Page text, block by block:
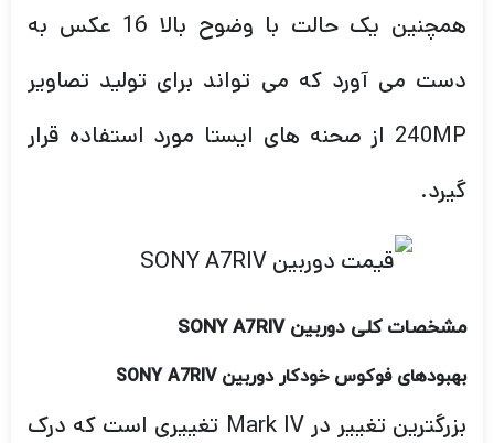
همچنین یک حالت با وضوح بالا 16 عکس به
دست می آورد که می تواند برای تولید تصاویر
240MP از صحنه های ایستا مورد استفاده قرار
گیرد.
مشخصات کلی دوربین SONY A7RIV
بهبودهای فوکوس خودکار دوربینSONY A7RIV
بزرگترین تغییر در Mark IV تغییری است که درک